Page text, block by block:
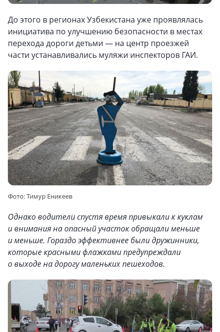
До этого в регионах Узбекистана уже проявлялась
инициатива по улучшению безопасности в местах
перехода дороги детьми — на центр проезжей
части устанавливались муляжи инспекторов ГАИ.
Фото: Тимур Еникеев
Однако водители спустя время привыкали к куклам
и внимания на опасный участок обращали меньше
и меньше. Гораздо эффективнее были дружинники,
которые красными флажками предупреждали
о выходе на дорогу маленьких пешеходов.